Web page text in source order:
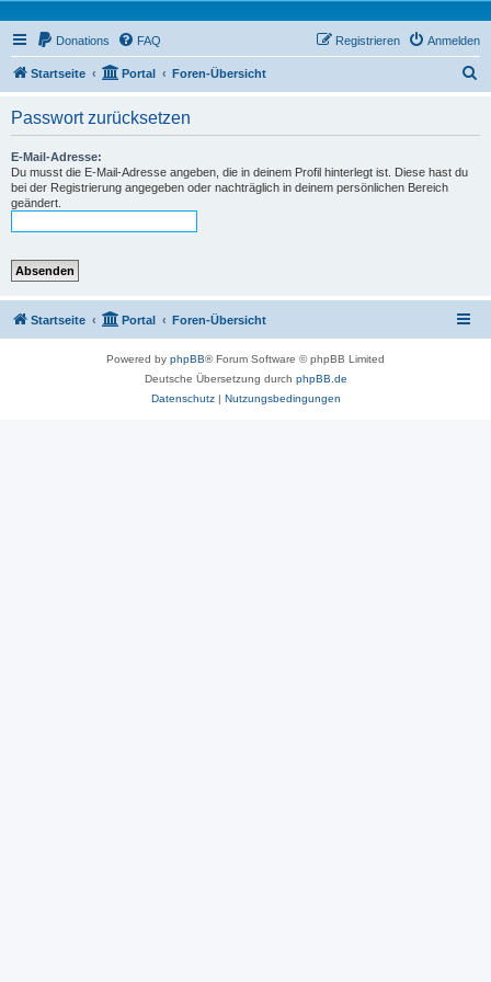
Donations FAQ Anmelden
Registrieren
Startseite Portal Foren-Übersicht
Passwort zurücksetzen
E-Mail-Adresse:
Du musst die E-Mail-Adresse angeben, die in deinem Profil hinterlegt ist. Diese hast du
bei der Registrierung angegeben oder nachträglich in deinem persönlichen Bereich
geändert.
Startseite Portal Foren-Übersicht
Powered by phpBB® Forum Software © phpBB Limited
Deutsche Übersetzung durch phpBB.de
Datenschutz| Nutzungsbedingungen